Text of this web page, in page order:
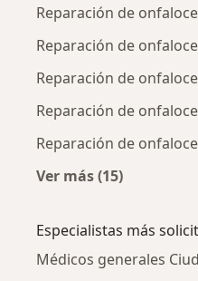
Reparación de
Reparación de
Reparación de
Reparación de
Reparación de
Ver más (15)
Especialistas más
Médicos generales